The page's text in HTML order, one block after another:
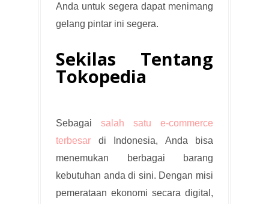
Anda untuk segera dapat menimang
gelang pintar ini segera.
Sekilas Tentang
Tokopedia
Sebagai salah satu e-commerce
terbesar di Indonesia, Anda bisa
menemukan berbagai barang
kebutuhan anda di sini. Dengan misi
pemerataan ekonomi secara digital,